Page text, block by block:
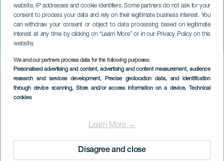
website, IP addresses and cookie identifiers. Some partners do not ask for your
consent to process your data and rely on their legitimate business interest. You
can withdraw your consent or object to data processing based on legitimate
interest at any time by clicking on “Learn More” or in our Privacy Policy on this
website.
We and our partners process data for the following purposes:
Personalised advertising and content, advertising and content measurement, audience
research and services development, Precise geolocation data, and identification
through device scanning, Store and/or access information on a device, Technical
cookies
Learn More →
Disagree and close
Oratorio di Natale di
Johann Sebastian Bach
GRAN CANARIA
Imagen
Listado